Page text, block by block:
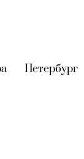
(current)
Петербург